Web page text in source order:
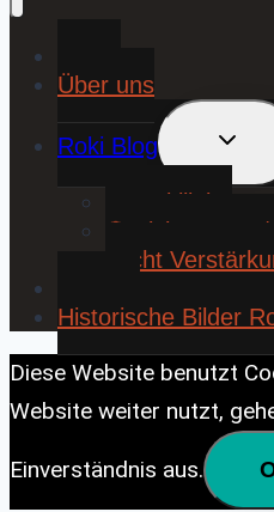
Über uns
Roki Blog
❤️ Rokiliebe
⚽ KickStart
sucht
Historische Bilder
Diese Website benutzt
Website weiter nutzt,
Einverständnis aus.